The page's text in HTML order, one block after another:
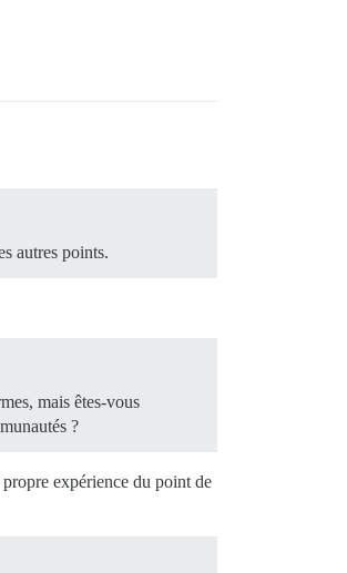
autres points.
mais êtes-vous
?
expérience du point de